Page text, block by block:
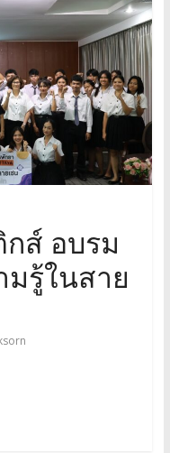
ส์ อบรม
มรู้ในสาย